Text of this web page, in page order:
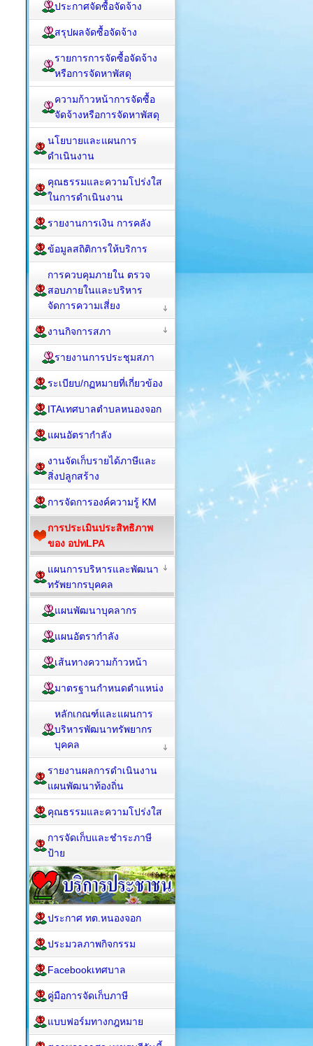
ประกาศจัดซื้อจัดจ้าง
สรุปผลจัดซื้อจัดจ้าง
รายการการจัดซื้อจัดจ้าง
หรือการจัดหาพัสดุ
ความก้าวหน้าการจัดซื้อ
จัดจ้างหรือการจัดหาพัสดุ
นโยบายและแผนการ
ดำเนินงาน
คุณธรรมและความโปร่งใส
ในการดำเนินงาน
รายงานการเงิน การคลัง
ข้อมูลสถิติการให้บริการ
การควบคุมภายใน ตรวจ
สอบภายในและบริหาร
จัดการความเสี่ยง
งานกิจการสภา
รายงานการประชุมสภา
ระเบียบ/กฏหมายที่เกี่ยวข้อง
ITAเทศบาลตำบลหนองจอก
แผนอัตรากำลัง
งานจัดเก็บรายได้ภาษีและ
สิ่งปลูกสร้าง
การจัดการองค์ความรู้ KM
การประเมินประสิทธิภาพ
ของ อปทLPA
แผนการบริหารและพัฒนา
ทรัพยากรบุคคล
แผนพัฒนาบุคลากร
แผนอัตรากำลัง
เส้นทางความก้าวหน้า
มาตรฐานกำหนดตำแหน่ง
หลักเกณฑ์และแผนการ
บริหารพัฒนาทรัพยากร
บุคคล
รายงานผลการดำเนินงาน
แผนพัฒนาท้องถิ่น
คุณธรรมและความโปร่งใส
การจัดเก็บและชำระภาษี
ป้าย
ประกาศ ทต.หนองจอก
ประมวลภาพกิจกรรม
Facebookเทศบาล
คู่มือการจัดเก็บภาษี
แบบฟอร์มทางกฎหมาย